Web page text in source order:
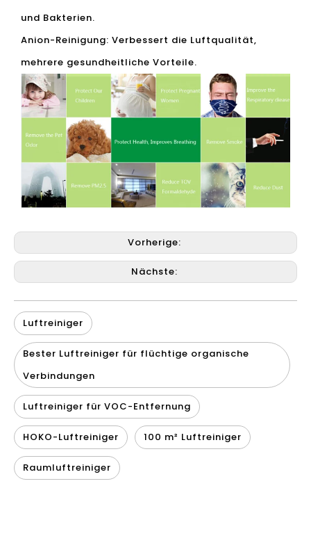
und Bakterien.
Anion-Reinigung: Verbessert die Luftqualität,
mehrere gesundheitliche Vorteile.
Vorherige:
Nächste:
Luftreiniger
Bester Luftreiniger für flüchtige organische
Verbindungen
Luftreiniger für VOC-Entfernung
HOKO-Luftreiniger 100 m² Luftreiniger
Raumluftreiniger